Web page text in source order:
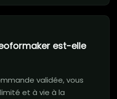
est-elle
validée, vous
et à vie à la